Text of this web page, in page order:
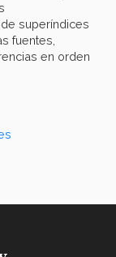
superíndices
fuentes,
en orden